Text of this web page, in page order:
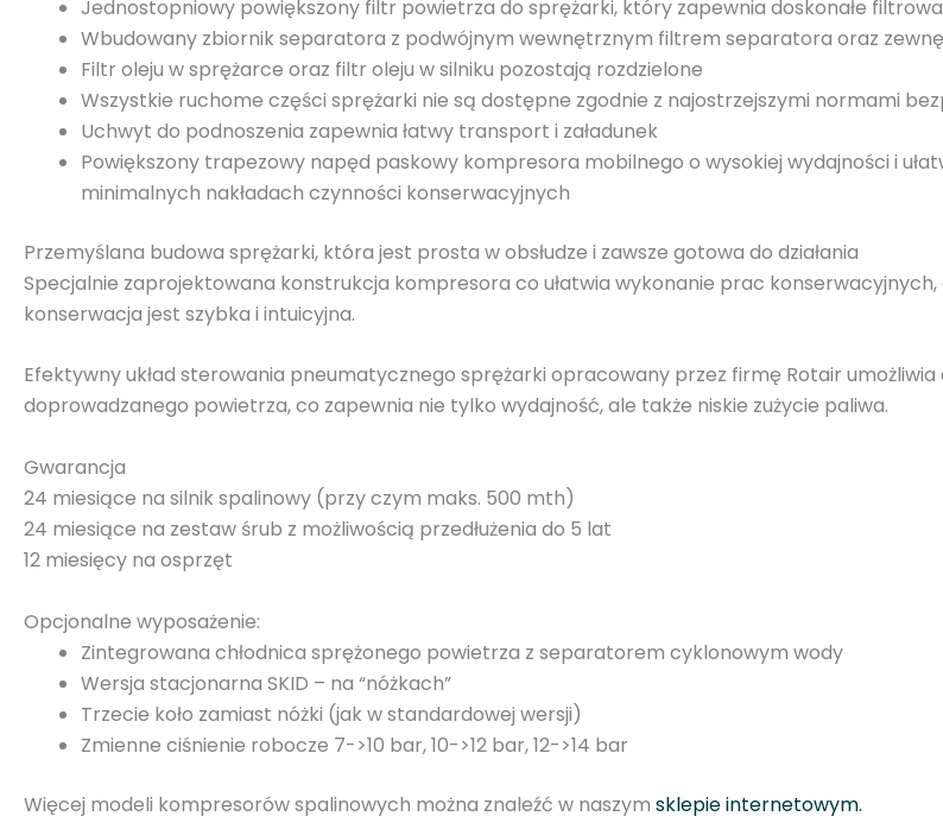
R
2
Jednostopniowy powiększony filtr powietrza do sprężarki, który zapewnia doskonałe
Wbudowany zbiornik separatora z podwójnym wewnętrznym filtrem separatora oraz
Filtr oleju w sprężarce oraz filtr oleju w silniku pozostają rozdzielone
Wszystkie ruchome części sprężarki nie są dostępne zgodnie z najostrzejszymi normami
Uchwyt do podnoszenia zapewnia łatwy transport i załadunek
Powiększony trapezowy napęd paskowy kompresora mobilnego o wysokiej wydajności i
minimalnych nakładach czynności konserwacyjnych
Przemyślana budowa sprężarki, która jest prosta w obsłudze i zawsze gotowa do działania
Specjalnie zaprojektowana konstrukcja kompresora co ułatwia wykonanie prac
konserwacja jest szybka i intuicyjna.
Efektywny układ sterowania pneumatycznego sprężarki opracowany przez firmę Rotair
doprowadzanego powietrza, co zapewnia nie tylko wydajność, ale także niskie zużycie paliwa.
Gwarancja
24 miesiące na silnik spalinowy (przy czym maks. 500 mth)
24 miesiące na zestaw śrub z możliwością przedłużenia do 5 lat
12 miesięcy na osprzęt
Opcjonalne wyposażenie:
Zintegrowana chłodnica sprężonego powietrza z separatorem cyklonowym wody
Wersja stacjonarna SKID – na “nóżkach”
Trzecie koło zamiast nóżki (jak w standardowej wersji)
Zmienne ciśnienie robocze 7->10 bar, 10->12 bar, 12->14 bar
Więcej modeli kompresorów spalinowych można znaleźć w naszym sklepie internetowym.